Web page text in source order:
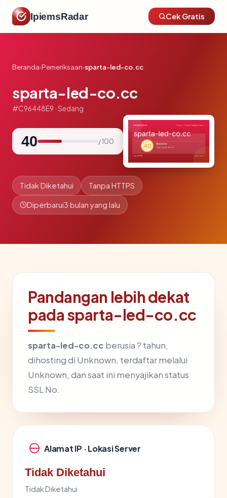
IpiemsRadar Cek Gratis
Beranda›Pemeriksaan›sparta-led-co.cc
sparta-led-co.cc
#C96448E9 · Sedang
40 / 100
Tidak Diketahui Tanpa HTTPS
Diperbarui3 bulan yang lalu
Pandangan lebih dekat
pada sparta-led-co.cc
sparta-led-co.cc berusia ? tahun,
dihosting di Unknown, terdaftar melalui
Unknown, dan saat ini menyajikan status
SSL No.
Alamat IP · Lokasi Server
Tidak Diketahui
Tidak Diketahui